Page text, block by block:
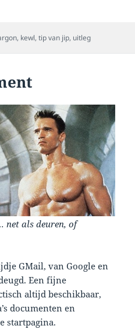
, kewl,tip van jip, uitleg
net als deuren, of
GMail, van Google en
Een fijne
altijd beschikbaar,
documenten en
startpagina.